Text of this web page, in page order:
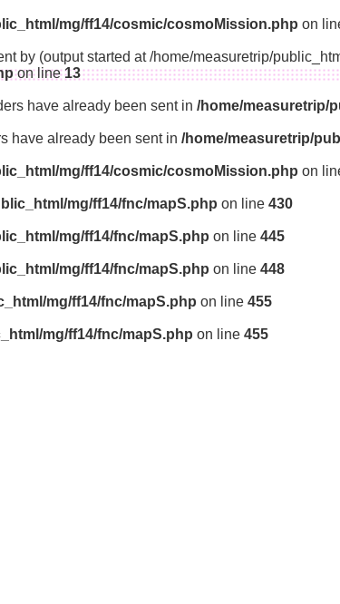
mg/ff14/cosmic/cosmoMission.php on
by (output started at /home/measuretrip/
on line13
have already been sent in /home/measuretrip/
have already been sent in /home/measuretrip/
mg/ff14/cosmic/cosmoMission.php on
mg/ff14/fnc/mapS.php on line 430
mg/ff14/fnc/mapS.php on line 445
mg/ff14/fnc/mapS.php on line 448
mg/ff14/fnc/mapS.php on line 455
mg/ff14/fnc/mapS.php on line 455